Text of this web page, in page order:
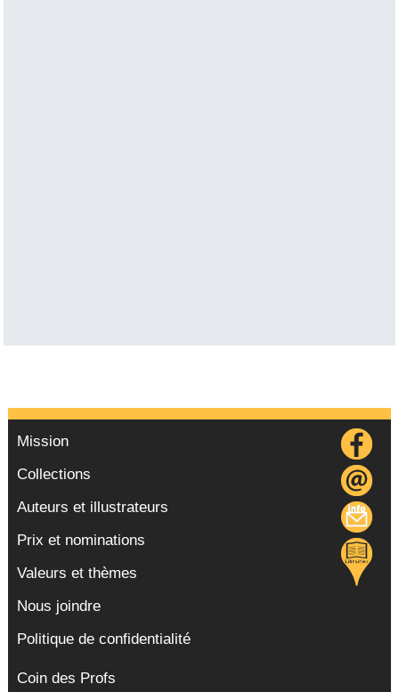
Mission
Collections
Auteurs et illustrateurs
Prix et nominations
Valeurs et thèmes
Nous joindre
Politique de confidentialité
Coin des Profs